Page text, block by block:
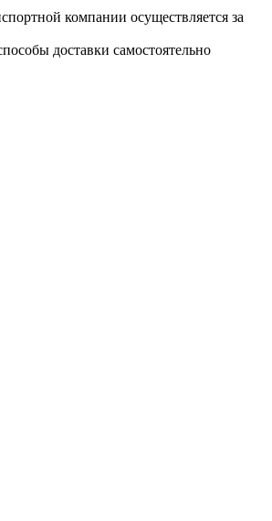
компании осуществляется за
доставки самостоятельно